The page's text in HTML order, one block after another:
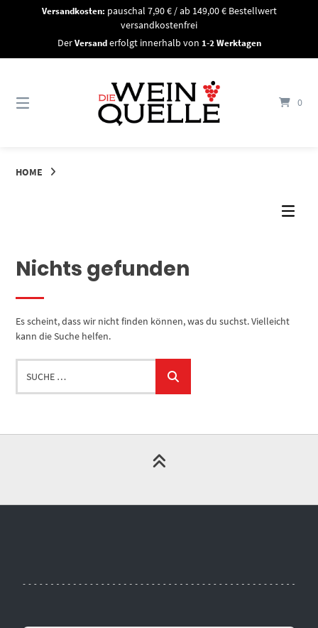
Versandkosten: pauschal 7,90 € / ab 149,00 € Bestellwert
versandkostenfrei
DerVersanderfolgt innerhalb von 1-2 Werktagen
0
HOME
Nichts gefunden
Es scheint, dass wir nicht finden können, was du suchst. Vielleicht
kann die Suche helfen.
Suche